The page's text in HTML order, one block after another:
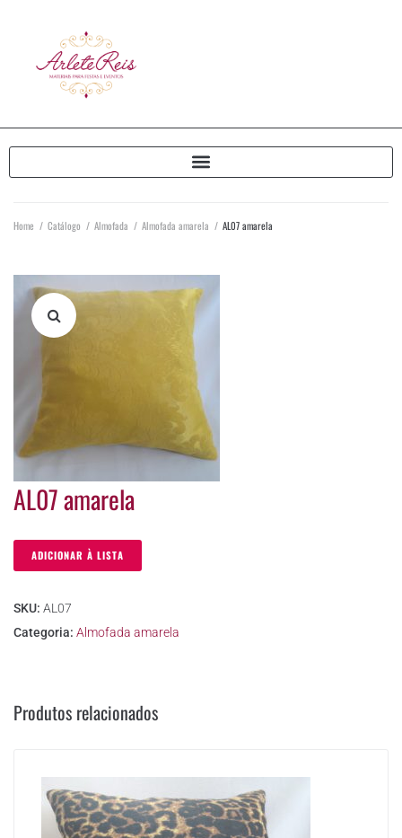
Home / Catálogo / Almofada / Almofada amarela / AL07 amarela
AL07 amarela
ADICIONAR À LISTA
SKU: AL07
Categoria: Almofada amarela
Produtos relacionados